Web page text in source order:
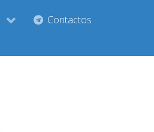
Contactos